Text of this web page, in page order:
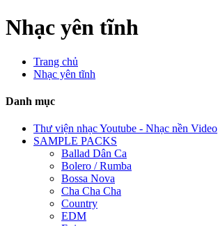
Nhạc yên tĩnh
Trang chủ
Nhạc yên tĩnh
Danh mục
Thư viện nhạc Youtube - Nhạc nền Video
SAMPLE PACKS
Ballad Dân Ca
Bolero / Rumba
Bossa Nova
Cha Cha Cha
Country
EDM